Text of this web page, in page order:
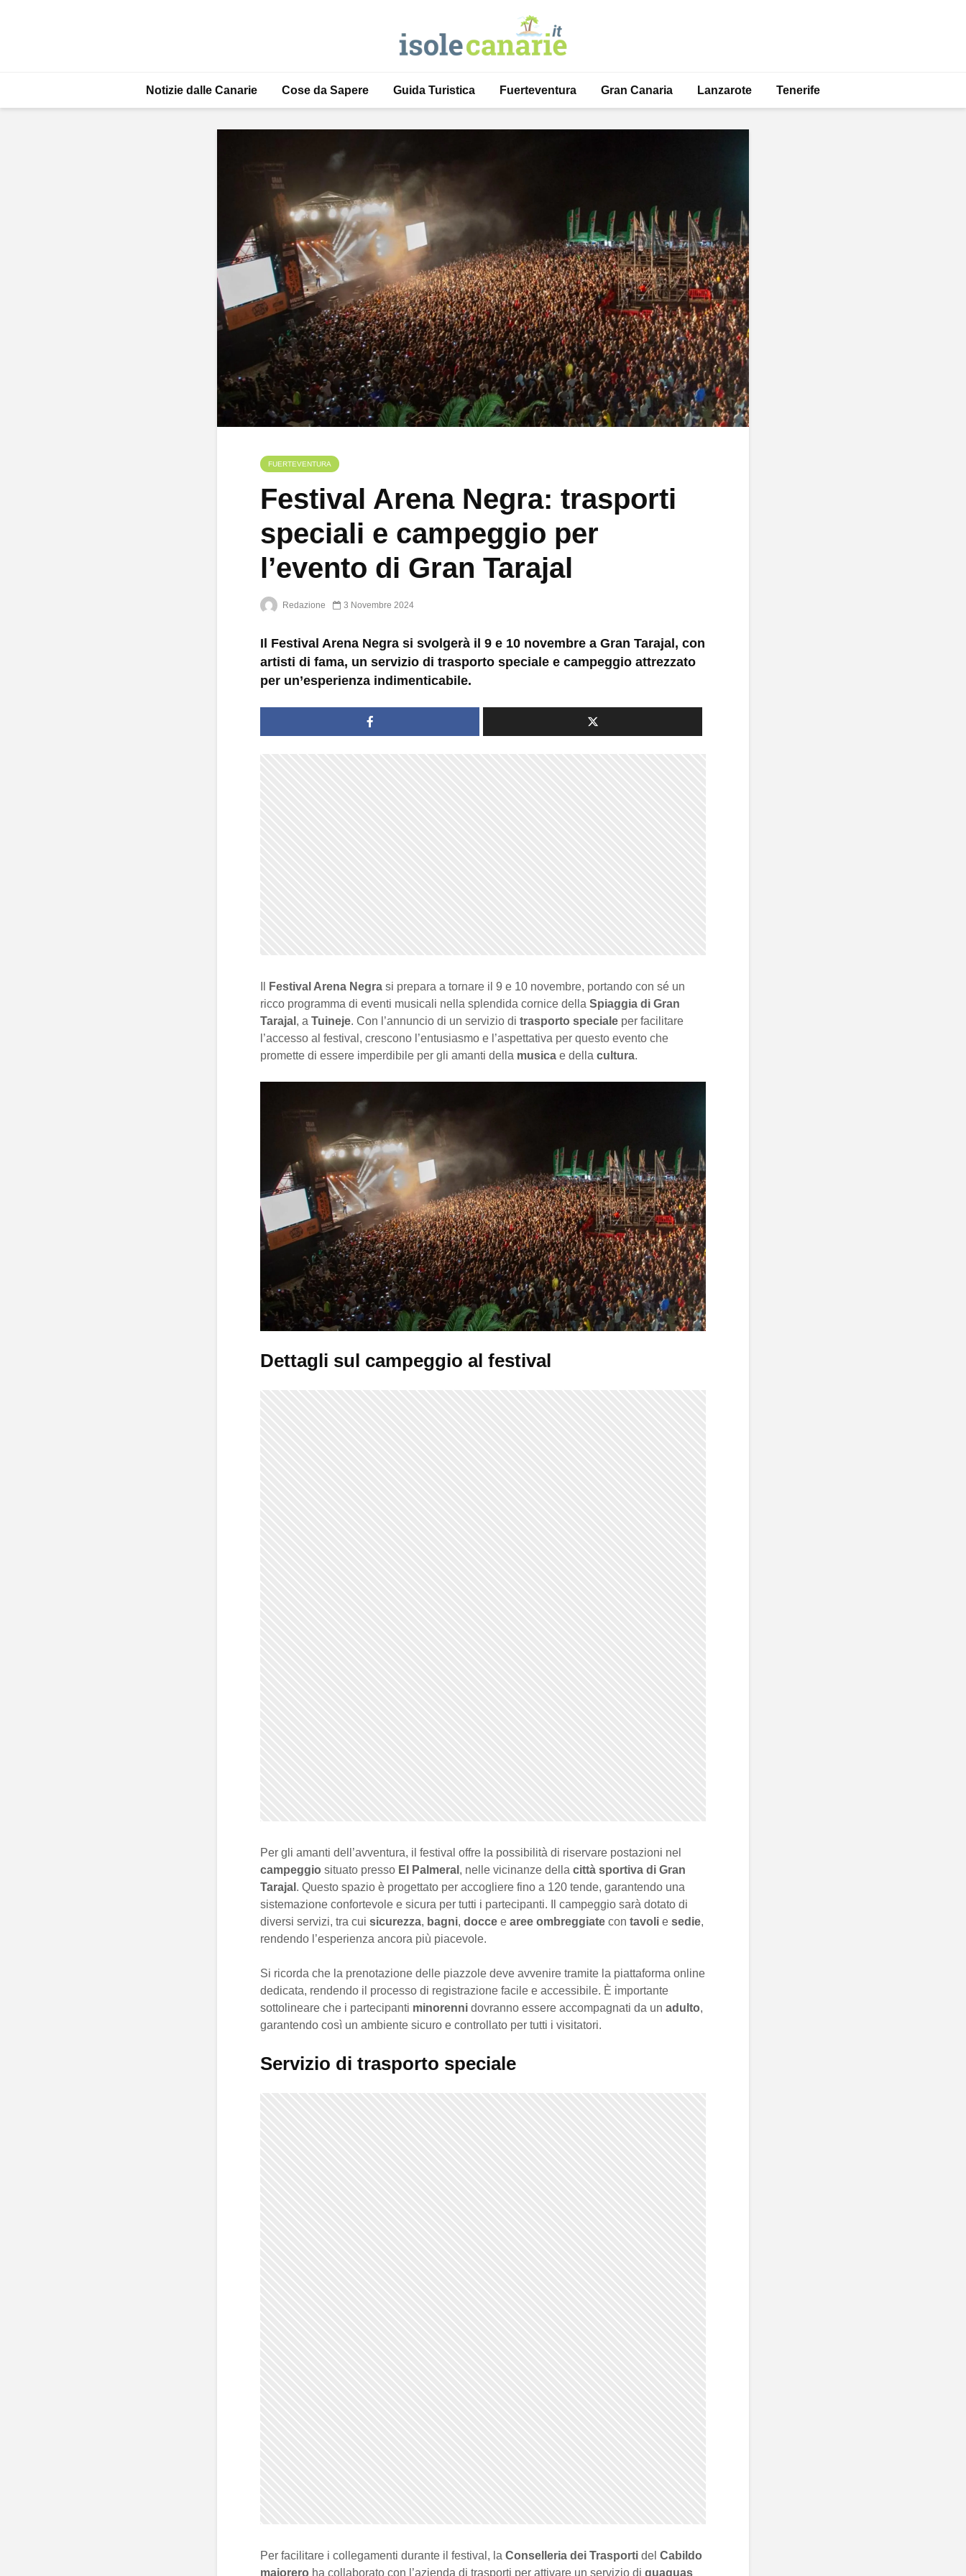
Notizie dalle Canarie Cose da Sapere Guida Turistica Fuerteventura Gran Canaria Lanzarote Tenerife
FUERTEVENTURA
Festival Arena Negra: trasporti
speciali e campeggio per
l’evento di Gran Tarajal
Redazione 3 Novembre 2024
Il Festival Arena Negra si svolgerà il 9 e 10 novembre a Gran Tarajal, con
artisti di fama, un servizio di trasporto speciale e campeggio attrezzato
per un’esperienza indimenticabile.
Festival Arena Negra si prepara a tornare il 9 e 10 novembre, portando con sé un
ricco programma di eventi musicali nella splendida cornice della Spiaggia di Gran
Tarajal , a Tuineje. Con l’annuncio di un servizio di trasporto speciale per facilitare
l’accesso al festival, crescono l’entusiasmo e l’aspettativa per questo evento che
promette di essere imperdibile per gli amanti della musica e della cultura.
Dettagli sul campeggio al festival
Per gli amanti dell’avventura, il festival offre la possibilità di riservare postazioni nel
campeggio situato presso El Palmeral , nelle vicinanze della città sportiva di Gran
Tarajal . Questo spazio è progettato per accogliere fino a 120 tende, garantendo una
sistemazione confortevole e sicura per tutti i partecipanti. Il campeggio sarà dotato di
diversi servizi, tra cui sicurezza, bagni, docce e aree ombreggiate con tavoli e sedie,
rendendo l’esperienza ancora più piacevole.
Si ricorda che la prenotazione delle piazzole deve avvenire tramite la piattaforma online
dedicata, rendendo il processo di registrazione facile e accessibile. È importante
sottolineare che i partecipanti minorenni dovranno essere accompagnati da un adulto,
garantendo così un ambiente sicuro e controllato per tutti i visitatori.
Servizio di trasporto speciale
Per facilitare i collegamenti durante il festival, la Conselleria dei Trasporti del Cabildo
majorero ha collaborato con l’azienda di trasporti per attivare un servizio di guaguas